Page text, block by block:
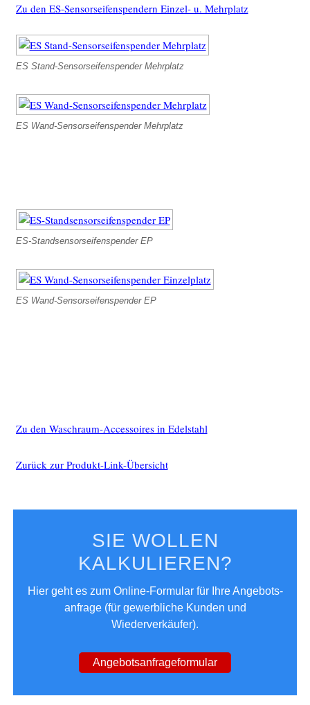
Zu den ES-Sensorseifenspendern Einzel- u. Mehrplatz
ES Stand-Sensorseifenspender Mehrplatz
ES Wand-Sensorseifenspender Mehrplatz
ES-Standsensorseifenspender EP
ES Wand-Sensorseifenspender EP
Zu den Waschraum-Accessoires in Edelstahl
Zurück zur Produkt-Link-Übersicht
SIE WOLLEN
KALKULIEREN?
Hier geht es zum Online-Formular für Ihre Angebots­
anfrage (für gewerbliche Kunden und
Wiederverkäufer).
Angebotsanfrageformular